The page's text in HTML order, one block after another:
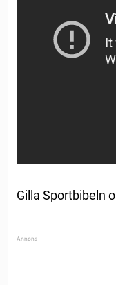
Gilla Sportbibeln